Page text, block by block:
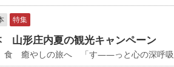
特集
形庄内夏の観光キャンペーン
癒やしの旅へ 「す――っと心の深呼吸